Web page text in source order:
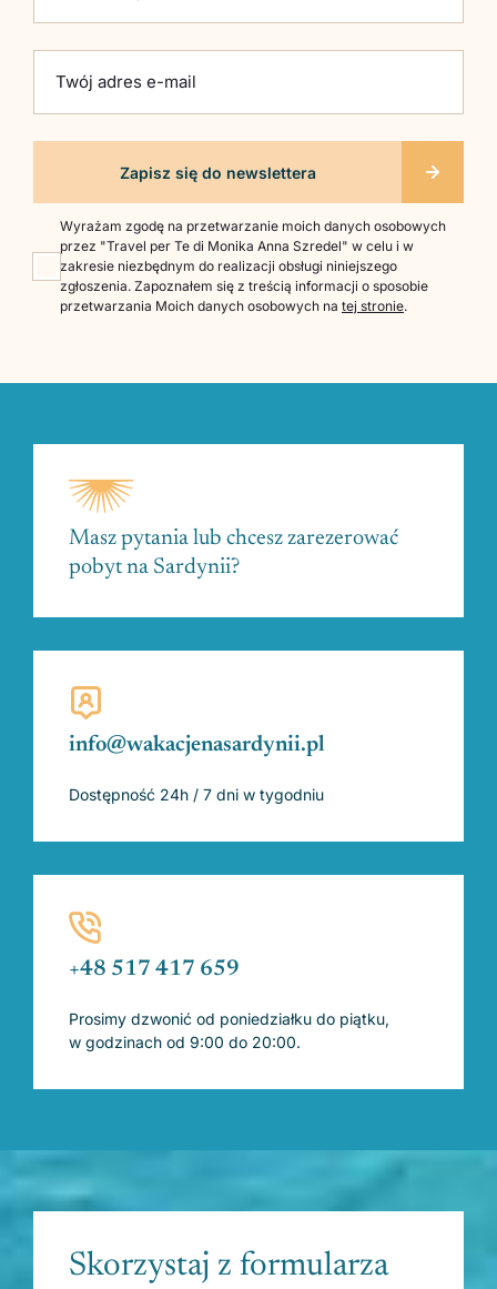
Twój adres e-mail
Wyrażam zgodę na przetwarzanie moich danych osobowych
przez "Travel per Te di Monika Anna Szredel" w celu i w
zakresie niezbędnym do realizacji obsługi niniejszego
zgłoszenia. Zapoznałem się z treścią informacji o sposobie
przetwarzania Moich danych osobowych na tej stronie.
Masz pytania lub chcesz zarezerować
pobyt na Sardynii?
info@wakacjenasardynii.pl
Dostępność 24h / 7 dni w tygodniu
+48 517 417 659
Prosimy dzwonić od poniedziałku do piątku,
w godzinach od 9:00 do 20:00.
Skorzystaj z formularza